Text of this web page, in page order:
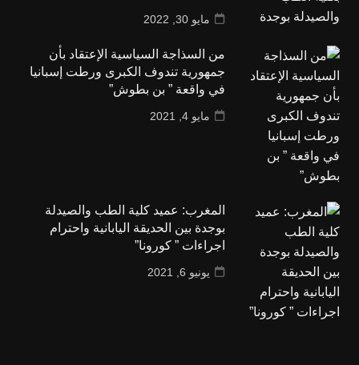
مايو 30, 2022
من السذاجة السياسية الإعتقاد بأن
جمهورية تندوف الكبرى ورطت إسبانيا
في واقعة ” بن بطوش”
مايو 4, 2021
المغرب: عميد كلية الطب والصيدلة
بوجدة بين الحديقة اليابانية واحترام
اجراءات ” كورونا”
يونيو 6, 2021